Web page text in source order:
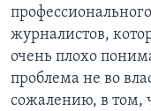
журналистов,
очень плохо
проблема не во
сожалению, в том,